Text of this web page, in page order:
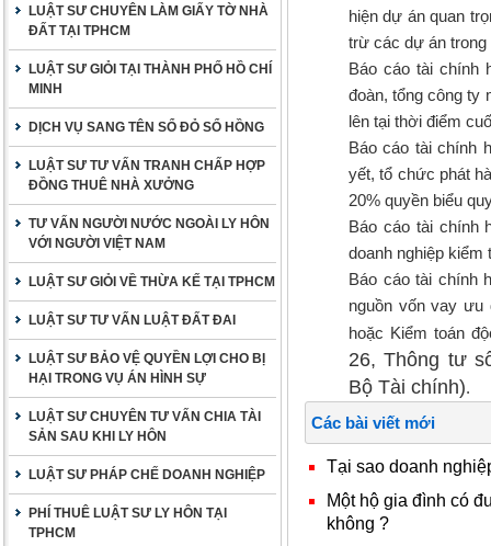
LUẬT SƯ CHUYÊN LÀM GIẤY TỜ NHÀ
ĐẤT TẠI TPHCM
LUẬT SƯ GIỎI TẠI THÀNH PHỐ HỒ CHÍ
MINH
DỊCH VỤ SANG TÊN SỔ ĐỎ SỔ HỒNG
LUẬT SƯ TƯ VẤN TRANH CHẤP HỢP
ĐỒNG THUÊ NHÀ XƯỞNG
TƯ VẤN NGƯỜI NƯỚC NGOÀI LY HÔN
VỚI NGƯỜI VIỆT NAM
LUẬT SƯ GIỎI VỀ THỪA KẾ TẠI TPHCM
LUẬT SƯ TƯ VẤN LUẬT ĐẤT ĐAI
LUẬT SƯ BẢO VỆ QUYỀN LỢI CHO BỊ
HẠI TRONG VỤ ÁN HÌNH SỰ
LUẬT SƯ CHUYÊN TƯ VẤN CHIA TÀI
SẢN SAU KHI LY HÔN
LUẬT SƯ PHÁP CHẾ DOANH NGHIỆP
PHÍ THUÊ LUẬT SƯ LY HÔN TẠI
TPHCM
hiện dự án quan
trừ các dự án
Báo cáo tài chính
đoàn, tổng công ty
lên tại thời điểm
Báo cáo tài chính
yết, tổ chức phát
20% quyền biểu
Báo cáo tài chính
doanh nghiệp
Báo cáo tài chính
nguồn vốn vay
hoặc Kiểm toán
26, Thông tư
Bộ Tài chính).
Các bài viết mới
Tại sao doanh
Một hộ gia đình có
không ?